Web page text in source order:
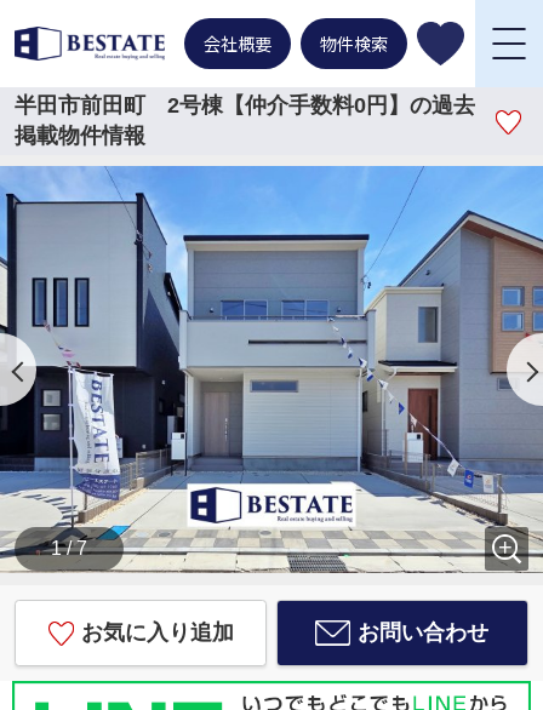
会社概要 物件検索
半田市前田町 2号棟【仲介手数料0円】の過去
掲載物件情報
1 / 7
お気に入り追加 お問い合わせ